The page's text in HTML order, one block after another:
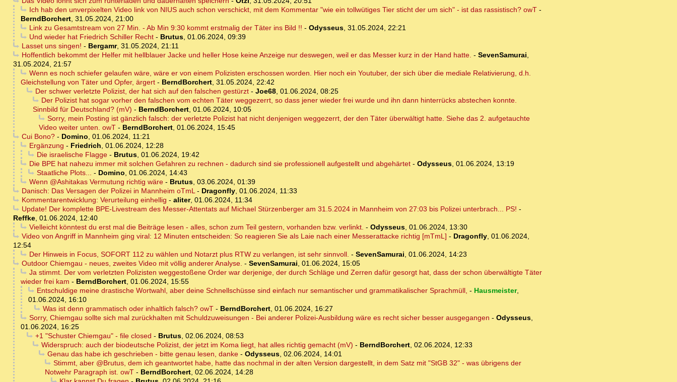
Ich hab den unverpixelten Video link von NIUS auch schon verschickt, mit dem Kommentar "wie ein tollwütiges Tier sticht der um sich" - ist das rassistisch? owT-
BerndBorchert, 31.05.2024, 21:00
Link zu Gesamtstream von 27 Min. - Ab Min 9:30 kommt erstmalig der Täter ins Bild !! - Odysseus, 31.05.2024, 22:21
Und wieder hat Friedrich Schiller Recht- Brutus, 01.06.2024, 09:39
Lasset uns singen! - Bergamr, 31.05.2024, 21:11
Hoffentlich bekommt der Helfer mit hellblauer Jacke und heller Hose keine Anzeige nur deswegen, weil er das Messer kurz in der Hand hatte. - SevenSamurai,
31.05.2024, 21:57
Wenn es noch schiefer gelaufen wäre, wäre er von einem Polizisten erschossen worden. Hier noch ein Youtuber, der sich über die mediale Relativierung, d.h.
Gleichstellung von Täter und Opfer, ärgert - BerndBorchert, 31.05.2024, 22:42
Der schwer verletzte Polizist, der hat sich auf den falschen gestürzt- Joe68, 01.06.2024, 08:25
Der Polizist hat sogar vorher den falschen vom echten Täter weggezerrt, so dass jener wieder frei wurde und ihn dann hinterrücks abstechen konnte.
Sinnbild für Deutschland? (mV) - BerndBorchert, 01.06.2024, 10:05
Sorry, mein Posting ist gänzlich falsch: der verletzte Polizist hat nicht denjenigen weggezerrt, der den Täter überwältigt hatte. Siehe das 2. aufgetauchte
Video weiter unten. owT - BerndBorchert, 01.06.2024, 15:45
Cui Bono?- Domino, 01.06.2024, 11:21
Ergänzung - Friedrich, 01.06.2024, 12:28
Die israelische Flagge- Brutus, 01.06.2024, 19:42
Die BPE hat nahezu immer mit solchen Gefahren zu rechnen - dadurch sind sie professionell aufgestellt und abgehärtet- Odysseus, 01.06.2024, 13:19
Staatliche Plots... - Domino, 01.06.2024, 14:43
Wenn @Ashitakas Vermutung richtig wäre- Brutus, 03.06.2024, 01:39
Danisch: Das Versagen der Polizei in Mannheim oTmL- Dragonfly, 01.06.2024, 11:33
Kommentarentwicklung: Verurteilung einhellig - aliter, 01.06.2024, 11:34
Update! Der komplette BPE-Livestream des Messer-Attentats auf Michael Stürzenberger am 31.5.2024 in Mannheim von 27:03 bis Polizei unterbrach... PS! -
Reffke, 01.06.2024, 12:40
Vielleicht könntest du erst mal die Beiträge lesen - alles, schon zum Teil gestern, vorhanden bzw. verlinkt. - Odysseus, 01.06.2024, 13:30
Video von Angriff in Mannheim ging viral: 12 Minuten entscheiden: So reagieren Sie als Laie nach einer Messerattacke richtig [mTmL] - Dragonfly, 01.06.2024,
12:54
Der Hinweis in Focus, SOFORT 112 zu wählen und Notarzt plus RTW zu verlangen, ist sehr sinnvoll. - SevenSamurai, 01.06.2024, 14:23
Outdoor Chiemgau - neues, zweites Video mit völlig anderer Analyse. - SevenSamurai, 01.06.2024, 15:05
Ja stimmt. Der vom verletzten Polizisten weggestoßene Order war derjenige, der durch Schläge und Zerren dafür gesorgt hat, dass der schon überwältigte Täter
wieder frei kam - BerndBorchert, 01.06.2024, 15:55
Entschuldige meine drastische Wortwahl, aber deine Schnellschüsse sind einfach nur semantischer und grammatikalischer Sprachmüll, - Hausmeister,
01.06.2024, 16:10
Was ist denn grammatisch oder inhaltlich falsch? owT- BerndBorchert, 01.06.2024, 16:27
Sorry, Chiemgau sollte sich mal zurückhalten mit Schuldzuweisungen - Bei anderer Polizei-Ausbildung wäre es recht sicher besser ausgegangen - Odysseus,
01.06.2024, 16:25
+1 "Schuster Chiemgau" - file closed - Brutus, 02.06.2024, 08:53
Widerspruch: auch der biodeutsche Polizist, der jetzt im Koma liegt, hat alles richtig gemacht (mV) - BerndBorchert, 02.06.2024, 12:33
Genau das habe ich geschrieben - bitte genau lesen, danke- Odysseus, 02.06.2024, 14:01
Stimmt, aber @Brutus, dem ich geantwortet habe, hatte das nochmal in der alten Version dargestellt, in dem Satz mit "StGB 32" - was übrigens der
Notwehr Paragraph ist. owT - BerndBorchert, 02.06.2024, 14:28